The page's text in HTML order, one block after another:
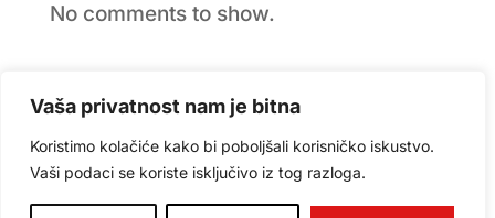
Vaša privatnost nam je bitna
Koristimo kolačiće kako bi poboljšali korisničko iskustvo.
Vaši podaci se koriste isključivo iz tog razloga.
No comments to show.
Politika privatnosti